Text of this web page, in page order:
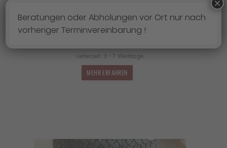
4X FELGEN DIRT D80 9×20 ET18 8×180
Lieferzeit: 3 - 7 Werktage
MEHR ERFAHREN
Beratungen oder Abholungen vor Ort nur nach
vorheriger Terminvereinbarung !
×